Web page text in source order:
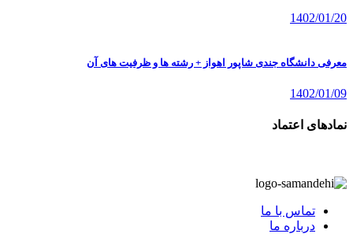
1402/01/20
معرفی دانشگاه جندی شاپور اهواز + رشته ها و ظرفیت های آن
1402/01/09
نمادهای اعتماد
تماس با ما
درباره ما